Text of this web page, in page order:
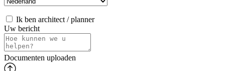
Ik ben architect / planner
Uw bericht
Documenten uploaden